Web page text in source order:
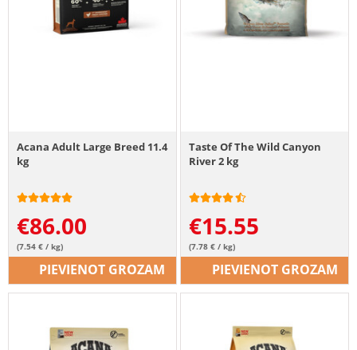
Acana Adult Large Breed 11.4
kg
€86.00
(7.54 € / kg)
PIEVIENOT GROZAM
Taste Of The Wild Canyon
River 2 kg
€15.55
(7.78 € / kg)
PIEVIENOT GROZAM